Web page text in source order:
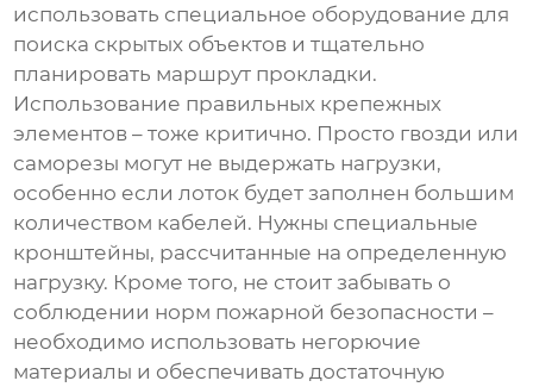
использовать специальное оборудование для
поиска скрытых объектов и тщательно
планировать маршрут прокладки.
Использование правильных крепежных
элементов – тоже критично. Просто гвозди или
саморезы могут не выдержать нагрузки,
особенно если лоток будет заполнен большим
количеством кабелей. Нужны специальные
кронштейны, рассчитанные на определенную
нагрузку. Кроме того, не стоит забывать о
соблюдении норм пожарной безопасности –
необходимо использовать негорючие
материалы и обеспечивать достаточную